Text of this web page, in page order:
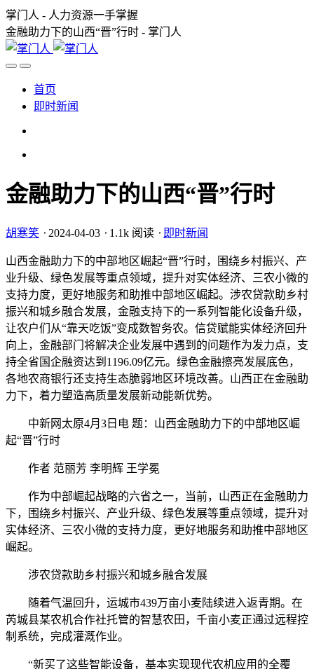
掌门人 - 人力资源一手掌握
金融助力下的山西“晋”行时 - 掌门人
首页
即时新闻
金融助力下的山西“晋”行时
胡寒笑 ⋅ 2024-04-03 ⋅ 1.1k 阅读 ⋅ 即时新闻
山西金融助力下的中部地区崛起“晋”行时，围绕乡村振兴、产
业升级、绿色发展等重点领域，提升对实体经济、三农小微的
支持力度，更好地服务和助推中部地区崛起。涉农贷款助乡村
振兴和城乡融合发展，金融支持下的一系列智能化设备升级，
让农户们从“靠天吃饭”变成数智务农。信贷赋能实体经济回升
向上，金融部门将解决企业发展中遇到的问题作为发力点，支
持全省国企融资达到1196.09亿元。绿色金融擦亮发展底色，
各地农商银行还支持生态脆弱地区环境改善。山西正在金融助
力下，着力塑造高质量发展新动能新优势。
中新网太原4月3日电 题：山西金融助力下的中部地区崛
起“晋”行时
作者 范丽芳 李明辉 王学冕
作为中部崛起战略的六省之一，当前，山西正在金融助力
下，围绕乡村振兴、产业升级、绿色发展等重点领域，提升对
实体经济、三农小微的支持力度，更好地服务和助推中部地区
崛起。
涉农贷款助乡村振兴和城乡融合发展
随着气温回升，运城市439万亩小麦陆续进入返青期。在
芮城县某农机合作社托管的智慧农田，千亩小麦正通过远程控
制系统，完成灌溉作业。
“新买了这些智能设备，基本实现现代农机应用的全覆